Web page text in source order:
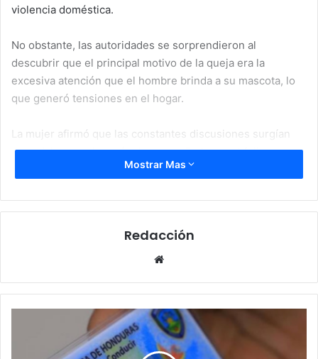
violencia doméstica.
No obstante, las autoridades se sorprendieron al
descubrir que el principal motivo de la queja era la
excesiva atención que el hombre brinda a su mascota, lo
que generó tensiones en el hogar.
La mujer afirmó que las constantes discusiones surgían
especialmente después de ser arañada por el felino,
hecho que, según ella, agravaba la falta de atención de su
Mostrar Mas
Redacción